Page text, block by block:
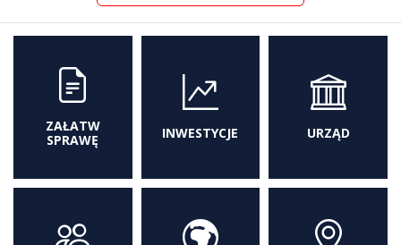
ZAŁATW
SPRAWĘ
INWESTYCJE URZĄD